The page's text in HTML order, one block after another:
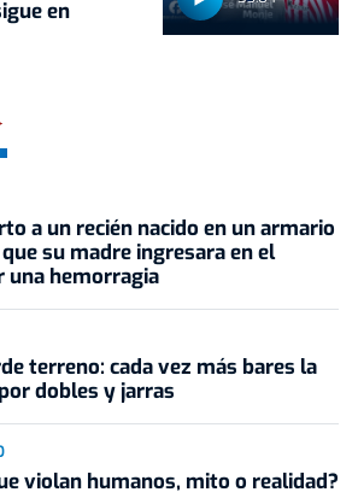
en
a un recién nacido en un armario
su madre ingresara en el
una hemorragia
terreno: cada vez más bares la
dobles y jarras
violan humanos, mito o realidad?